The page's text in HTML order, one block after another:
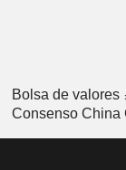
Bolsa de valores
Consenso China